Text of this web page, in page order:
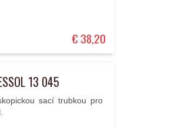
€ 38,20
13 045
sací trubkou pro